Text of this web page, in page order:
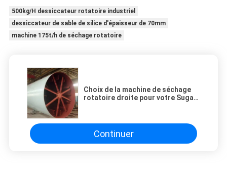
500kg/H dessiccateur rotatoire industriel
dessiccateur de sable de silice d'épaisseur de 70mm
machine 175t/h de séchage rotatoire
Choix de la machine de séchage
rotatoire droite pour votre Sugar
Continuer